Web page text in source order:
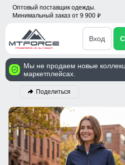
Оптовый поставщик одежды.
Минимальный заказ от 9 900 p
Вход
Мы не продаем новые
маркетплейсах.
Поделиться